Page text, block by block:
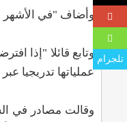
وأضاف "في الأشهر
وتابع قائلا "إذا
عملياتها تدريجيا
وقالت مصادر في
تلجرام